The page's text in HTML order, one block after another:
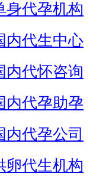
身代孕机构
内代生中心
内代怀咨询
内代孕助孕
内代孕公司
卵代生机构